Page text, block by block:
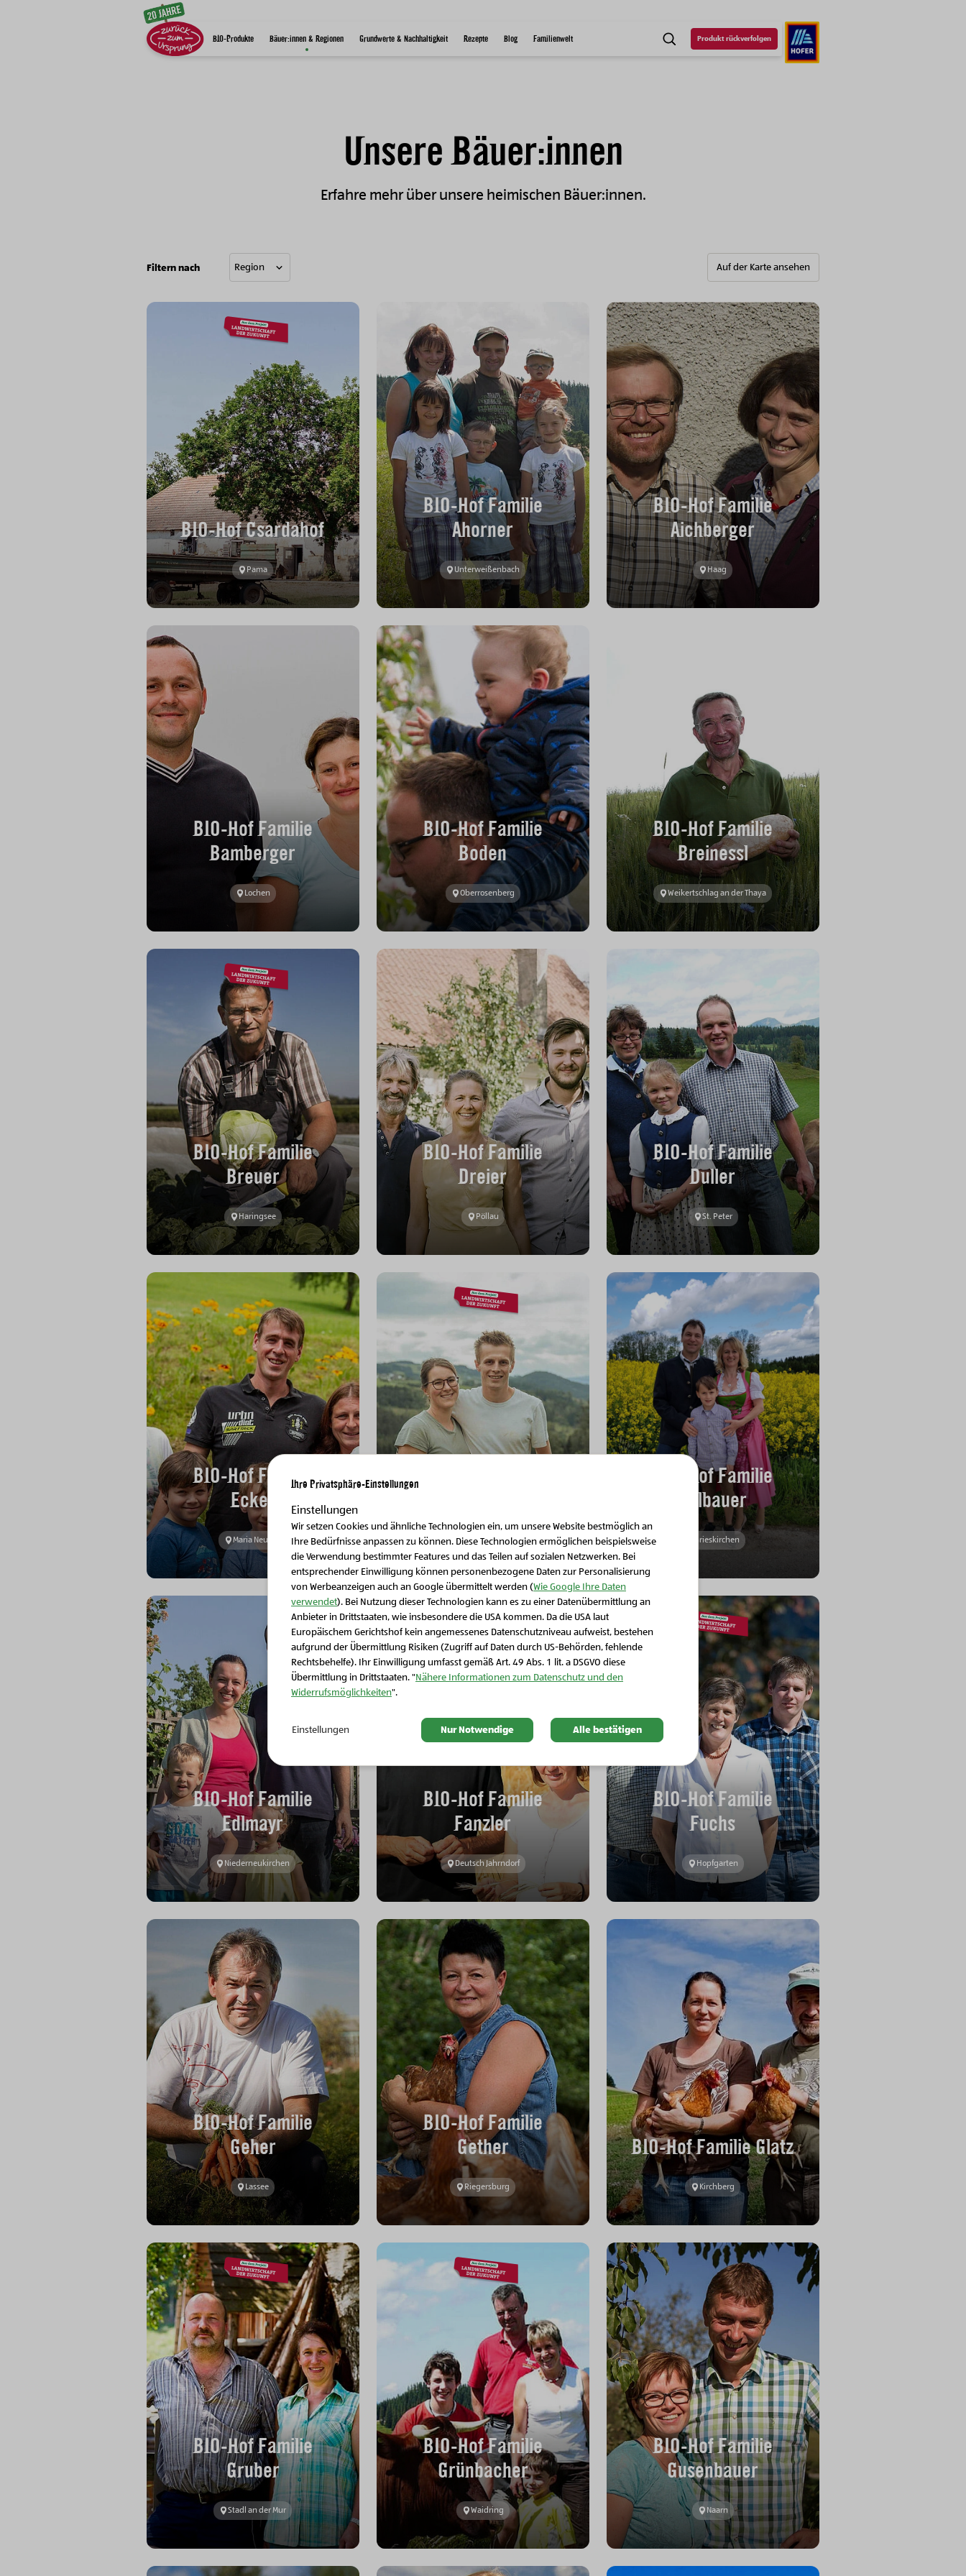
SUCHEProdukt rückverfolgen
BIO-Produkte Bäuer:innen & Regionen Grundwerte & Nachhaltigkeit Rezepte Blog Familienwelt
Unsere Bäuer:innen
Erfahre mehr über unsere heimischen Bäuer:innen.
Filtern nach Auf der Karte ansehen
BIO-Hof Csardahof
Pama
BIO-Hof Familie
Ahorner
Unterweißenbach
BIO-Hof Familie
Aichberger
Haag
BIO-Hof Familie
Bamberger
Lochen
BIO-Hof Familie
Boden
Oberrosenberg
BIO-Hof Familie
Breinessl
Weikertschlag an der Thaya
BIO-Hof Familie
Breuer
Haringsee
BIO-Hof Familie
Dreier
Pöllau
BIO-Hof Familie
Duller
St. Peter
BIO-Hof Familie
Ecker
Maria Neustift St. Johann
BIO-Hof Familie
Edlbauer
Grieskirchen
BIO-Hof Familie
Edlmayr
Niederneukirchen
BIO-Hof Familie
Fanzler
Deutsch Jahrndorf
BIO-Hof Familie
Fuchs
Hopfgarten
BIO-Hof Familie
Geher
Lassee
BIO-Hof Familie
Gether
Riegersburg
BIO-Hof Familie Glatz
Kirchberg
BIO-Hof Familie
Gruber
Stadl an der Mur
BIO-Hof Familie
Grünbacher
Waidring
BIO-Hof Familie
Gusenbauer
Naarn
Schließen Sie dieses Feld
Ihre Privatsphäre-Einstellungen
Einstellungen
Wir setzen Cookies und ähnliche Technologien ein, um unsere Website bestmöglich an
Ihre Bedürfnisse anpassen zu können. Diese Technologien ermöglichen beispielsweise
die Verwendung bestimmter Features und das Teilen auf sozialen Netzwerken. Bei
entsprechender Einwilligung können personenbezogene Daten zur Personalisierung
von Werbeanzeigen auch an Google übermittelt werden (Wie Google Ihre Daten
verwendet). Bei Nutzung dieser Technologien kann es zu einer Datenübermittlung an
Anbieter in Drittstaaten, wie insbesondere die USA kommen. Da die USA laut
Europäischem Gerichtshof kein angemessenes Datenschutzniveau aufweist, bestehen
aufgrund der Übermittlung Risiken (Zugriff auf Daten durch US-Behörden, fehlende
Rechtsbehelfe). Ihr Einwilligung umfasst gemäß Art. 49 Abs. 1 lit. a DSGVO diese
Übermittlung in Drittstaaten. "Nähere Informationen zum Datenschutz und den
Widerrufsmöglichkeiten".
Einstellungen Nur Notwendige Alle bestätigen